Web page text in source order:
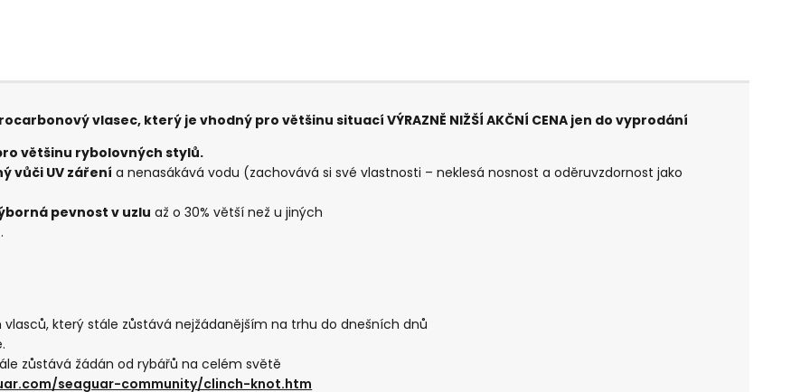
vlasec, který je vhodný pro většinu situací VÝRAZNĚ NIŽŠÍ AKČNÍ CENA jen do vyprodání
většinu rybolovných stylů.
vůči UV záření a nenasákává vodu (zachovává si své vlastnosti – neklesá nosnost a oděruvzdornost jako
pevnost v uzlu až o 30% větší než u jiných
který stále zůstává nejžádanějším na trhu do dnešních dnů
zůstává žádán od rybářů na celém světě
seaguar-community/clinch-knot.htm